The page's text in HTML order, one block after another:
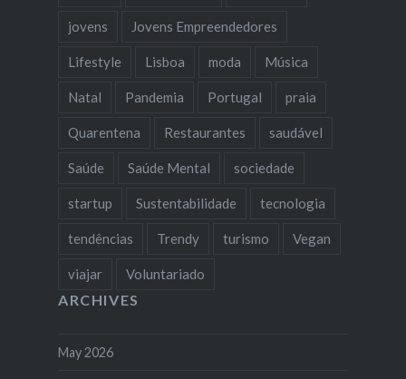
jovens Jovens Empreendedores
Lifestyle Lisboa moda Música
Natal Pandemia Portugal praia
Quarentena Restaurantes saudável
Saúde Saúde Mental sociedade
startup Sustentabilidade tecnologia
tendências Trendy turismo Vegan
viajar Voluntariado
ARCHIVES
May 2026